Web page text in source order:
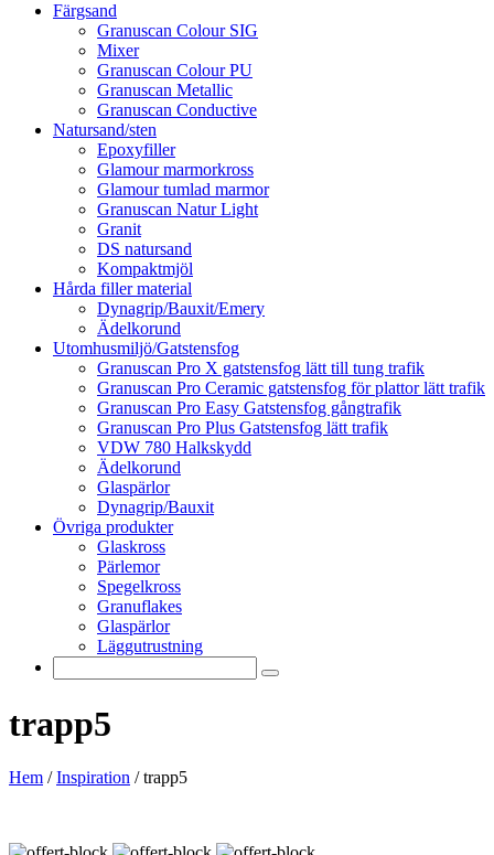
Färgsand
Granuscan Colour SIG
Mixer
Granuscan Colour PU
Granuscan Metallic
Granuscan Conductive
Natursand/sten
Epoxyfiller
Glamour marmorkross
Glamour tumlad marmor
Granuscan Natur Light
Granit
DS natursand
Kompaktmjöl
Hårda filler material
Dynagrip/Bauxit/Emery
Ädelkorund
Utomhusmiljö/Gatstensfog
Granuscan Pro X gatstensfog lätt till tung trafik
Granuscan Pro Ceramic gatstensfog för plattor lätt trafik
Granuscan Pro Easy Gatstensfog gångtrafik
Granuscan Pro Plus Gatstensfog lätt trafik
VDW 780 Halkskydd
Ädelkorund
Glaspärlor
Dynagrip/Bauxit
Övriga produkter
Glaskross
Pärlemor
Spegelkross
Granuflakes
Glaspärlor
Läggutrustning
trapp5
Hem /Inspiration /trapp5